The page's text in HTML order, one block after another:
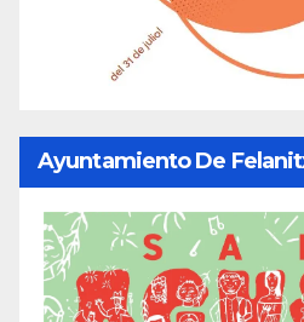
Ayuntamiento De